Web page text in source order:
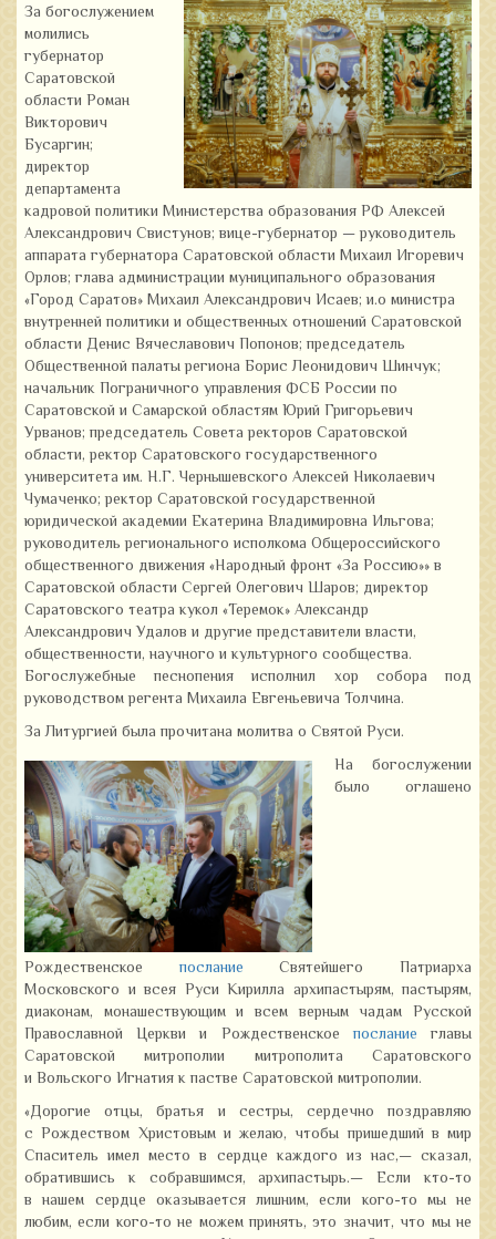
За богослужением
молились
губернатор
Саратовской
области Роман
Викторович
Бусаргин;
директор
департамента
кадровой политики Министерства образования РФ Алексей
Александрович Свистунов; вице-губернатор — руководитель
аппарата губернатора Саратовской области Михаил Игоревич
Орлов; глава администрации муниципального образования
«Город Саратов» Михаил Александрович Исаев; и.о министра
внутренней политики и общественных отношений Саратовской
области Денис Вячеславович Попонов; председатель
Общественной палаты региона Борис Леонидович Шинчук;
начальник Пограничного управления ФСБ России по
Саратовской и Самарской областям Юрий Григорьевич
Урванов; председатель Совета ректоров Саратовской
области, ректор Саратовского государственного
университета им. Н.Г. Чернышевского Алексей Николаевич
Чумаченко; ректор Саратовской государственной
юридической академии Екатерина Владимировна Ильгова;
руководитель регионального исполкома Общероссийского
общественного движения «Народный фронт «За Россию»» в
Саратовской области Сергей Олегович Шаров; директор
Саратовского театра кукол «Теремок» Александр
Александрович Удалов и другие представители власти,
общественности, научного и культурного сообщества.
Богослужебные песнопения исполнил хор собора под
руководством регента Михаила Евгеньевича Толчина.
За Литургией была прочитана молитва о Святой Руси.
На богослужении
было оглашено
Рождественское послание Святейшего Патриарха
Московского и всея Руси Кирилла архипастырям, пастырям,
диаконам, монашествующим и всем верным чадам Русской
Православной Церкви и Рождественское послание главы
Саратовской митрополии митрополита Саратовского
и Вольского Игнатия к пастве Саратовской митрополии.
«Дорогие отцы, братья и сестры, сердечно поздравляю
с Рождеством Христовым и желаю, чтобы пришедший в мир
Спаситель имел место в сердце каждого из нас,— сказал,
обратившись к собравшимся, архипастырь.— Если кто-то
в нашем сердце оказывается лишним, если кого-то мы не
любим, если кого-то не можем принять, это значит, что мы не